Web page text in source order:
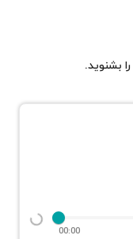
را بشنوید.
00:00